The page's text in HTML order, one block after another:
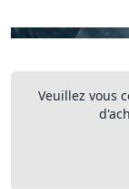
Veuillez vous